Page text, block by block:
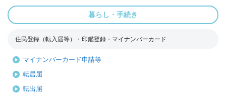
暮らし・手続き
住民登録（転入届等）・印鑑登録・マイナンバーカード
マイナンバーカード申請等
転居届
転出届